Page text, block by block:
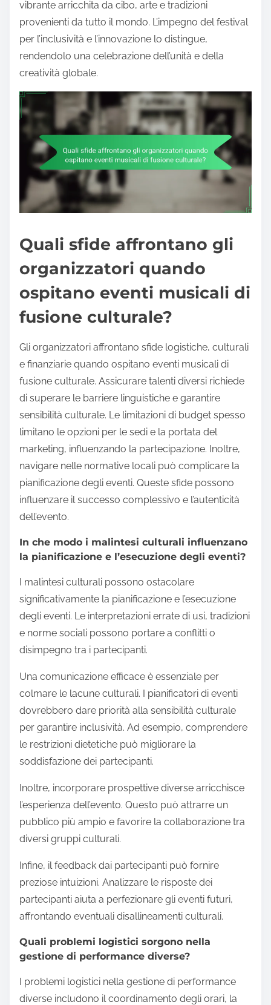
vibrante arricchita da cibo, arte e tradizioni
provenienti da tutto il mondo. L’impegno del festival
per l’inclusività e l’innovazione lo distingue,
rendendolo una celebrazione dell’unità e della
creatività globale.
Quali sfide affrontano gli
organizzatori quando
ospitano eventi musicali di
fusione culturale?
Gli organizzatori affrontano sfide logistiche, culturali
e finanziarie quando ospitano eventi musicali di
fusione culturale. Assicurare talenti diversi richiede
di superare le barriere linguistiche e garantire
sensibilità culturale. Le limitazioni di budget spesso
limitano le opzioni per le sedi e la portata del
marketing, influenzando la partecipazione. Inoltre,
navigare nelle normative locali può complicare la
pianificazione degli eventi. Queste sfide possono
influenzare il successo complessivo e l’autenticità
dell’evento.
In che modo i malintesi culturali influenzano
la pianificazione e l’esecuzione degli eventi?
I malintesi culturali possono ostacolare
significativamente la pianificazione e l’esecuzione
degli eventi. Le interpretazioni errate di usi, tradizioni
e norme sociali possono portare a conflitti o
disimpegno tra i partecipanti.
Una comunicazione efficace è essenziale per
colmare le lacune culturali. I pianificatori di eventi
dovrebbero dare priorità alla sensibilità culturale
per garantire inclusività. Ad esempio, comprendere
le restrizioni dietetiche può migliorare la
soddisfazione dei partecipanti.
Inoltre, incorporare prospettive diverse arricchisce
l’esperienza dell’evento. Questo può attrarre un
pubblico più ampio e favorire la collaborazione tra
diversi gruppi culturali.
Infine, il feedback dai partecipanti può fornire
preziose intuizioni. Analizzare le risposte dei
partecipanti aiuta a perfezionare gli eventi futuri,
affrontando eventuali disallineamenti culturali.
Quali problemi logistici sorgono nella
gestione di performance diverse?
I problemi logistici nella gestione di performance
diverse includono il coordinamento degli orari, la